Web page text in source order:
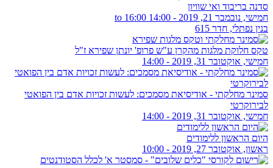
סדנה בריבוד ואי שוויון
חמישי, נובמבר 21, 2019 -
14:00
16:00
בנין נפתלי, חדר 615
טקס חלוקת מלגות מהקרן ע"ש פרופ' יונתן שפירא ז"ל
חמישי, אוקטובר 31, 2019 - 14:00
סמינר מחלקתי - אודיסיאת מסמכים: לעשות זכויות אדם בין הפואטי
לבירוקרטי
חמישי, אוקטובר 31, 2019 - 14:00
היום הראשון ללימודים
ראשון, אוקטובר 27, 2019 - 10:00